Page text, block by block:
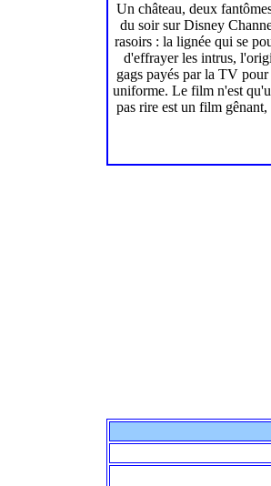
Un château, deux
du soir sur Disney
rasoirs : la lignée qui se
d'effrayer les intrus,
gags payés par la TV
uniforme. Le film n'est
pas rire est un film